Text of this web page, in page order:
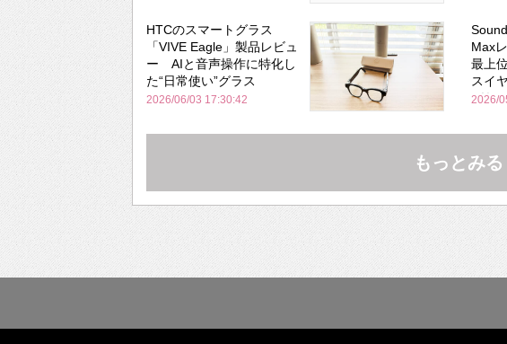
HTCのスマートグラス
「VIVE Eagle」製品レビュ
ー AIと音声操作に特化し
た“日常使い”グラス
2026/06/03 17:30:42
Max
最上
スイ
づら
Bose
2026/
もっとみる